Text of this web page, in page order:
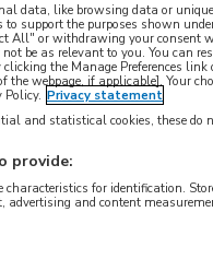
data, like browsing data or
to support the purposes shown
All" or withdrawing your consent
be as relevant to you. You can
the Manage Preferences
the webpage, if applicable]. Your
Policy. Privacy statement
and statistical cookies, these do
provide:
characteristics for identification.
advertising and content